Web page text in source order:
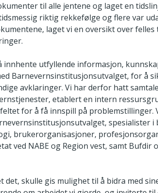
til alle jentene og laget en
riktig rekkefølge og flere var
laget vi en oversikt over
innhente utfyllende informasjon,
Barnevernsinstitusjonsutvalget, for å
avklaringer. Vi har derfor hatt
etablert en intern
for å få innspill på problemstillinger.
spesialister i
brukerorganisasjoner,
ved NABE og Region vest, samt Bufdir
det, skulle gis mulighet til å bidra med